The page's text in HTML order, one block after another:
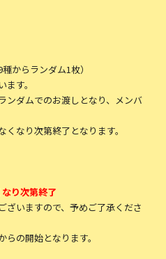
からランダム1枚）
す。
ンダムでのお渡しとなり、メンバ
なり次第終了となります。
り次第終了
いますので、予めご了承くださ
の開始となります。